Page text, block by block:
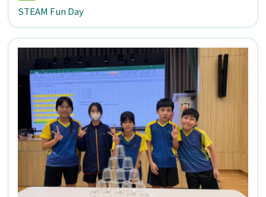
STEAM Fun Day